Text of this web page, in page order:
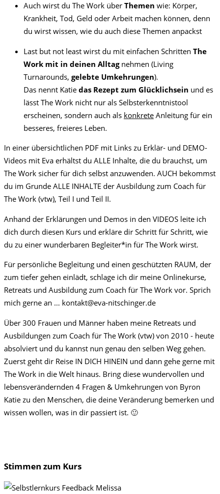
Auch wirst du The Work über Themen wie: Körper,
Krankheit, Tod, Geld oder Arbeit machen können, denn
du wirst wissen, wie du auch diese Themen anpackst
Last but not least wirst du mit einfachen Schritten The
Work mit in deinen Alltagnehmen (Living
Turnarounds, gelebte Umkehrungen).
Das nennt Katie das Rezept zum Glücklichsein und es
lässt The Work nicht nur als Selbsterkenntnistool
erscheinen, sondern auch als konkrete Anleitung für ein
besseres, freieres Leben.
In einer übersichtlichen PDF mit Links zu Erklär- und DEMO-
Videos mit Eva erhältst du ALLE Inhalte, die du brauchst, um
The Work sicher für dich selbst anzuwenden. AUCH bekommst
du im Grunde ALLE INHALTE der Ausbildung zum Coach für
The Work (vtw), Teil I und Teil II.
Anhand der Erklärungen und Demos in den VIDEOS leite ich
dich durch diesen Kurs und erkläre dir Schritt für Schritt, wie
du zu einer wunderbaren Begleiter*in für The Work wirst.
Für persönliche Begleitung und einen geschützten RAUM, der
zum tiefer gehen einlädt, schlage ich dir meine Onlinekurse,
Retreats und Ausbildung zum Coach für The Work vor. Sprich
mich gerne an ... kontakt@eva-nitschinger.de
Über 300 Frauen und Männer haben meine Retreats und
Ausbildungen zum Coach für The Work (vtw) von 2010 - heute
absolviert und du kannst nun genau den selben Weg gehen.
Zuerst geht dir Reise IN DICH HINEIN und dann gehe gerne mit
The Work in die Welt hinaus. Bring diese wundervollen und
lebensverändernden 4 Fragen & Umkehrungen von Byron
Katie zu den Menschen, die deine Veränderung bemerken und
wissen wollen, was in dir passiert ist. 🙂
Stimmen zum Kurs